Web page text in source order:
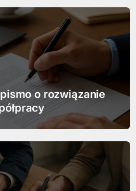
o rozwiązanie